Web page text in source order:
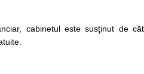
cabinetul este susţinut de